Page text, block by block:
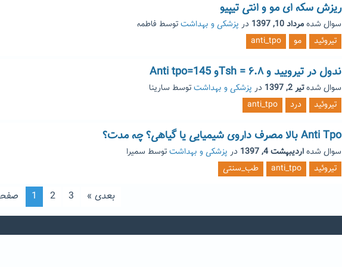
ریزش سکه ای مو و انتی تیپیو
سوال شدهمرداد 10, 1397 در پزشکی و بهداشتتوسط فاطمه
تیروئید
مو anti_tpo
ندول در تیرویید و Tsh = ۶.۸و Anti tpo=145
سوال شدهتیر 2, 1397 در پزشکی و بهداشتتوسط سارینا
تیروئید
درد anti_tpo
Anti Tpo بالا مصرف داروی شیمیایی یا گیاهی؟ چه مدت؟
سوال شدهاردیبهشت 4, 1397 در پزشکی و بهداشتتوسط سمیرا
تیروئید
anti_tpo طب_سنتی
1 2 3 بعدی »